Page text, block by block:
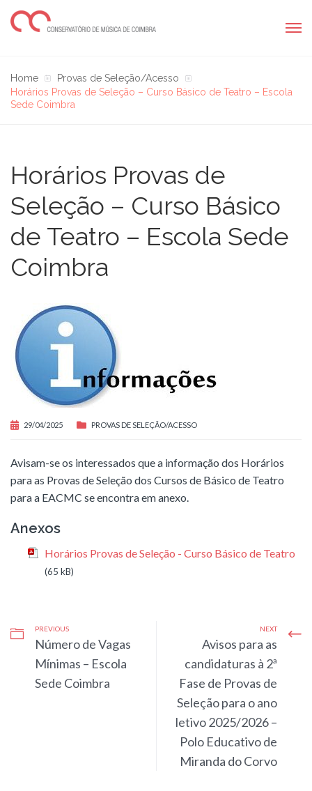
Home
Provas de Seleção/Acesso
Horários Provas de Seleção – Curso Básico de Teatro – Escola
Sede Coimbra
Horários Provas de
Seleção – Curso Básico
de Teatro – Escola Sede
Coimbra
29/04/2025 PROVAS DE SELEÇÃO/ACESSO
Avisam-se os interessados que a informação dos Horários
para as Provas de Seleção dos Cursos de Básico de Teatro
para a EACMC se encontra em anexo.
Anexos
Horários Provas de Seleção - Curso Básico de Teatro
(65 kB)
PREVIOUS
Número de Vagas
Mínimas – Escola
Sede Coimbra
NEXT
Avisos para as
candidaturas à 2ª
Fase de Provas de
Seleção para o ano
letivo 2025/2026 –
Polo Educativo de
Miranda do Corvo